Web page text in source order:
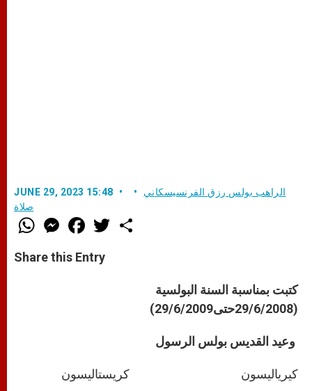
JUNE 29, 2023 15:48
الراهب بولس رزق الفرنسيسكاني
صلاة
W
h
t
s
M
e
s
e
F
a
e
b
w
Share this Entry
كتبت بمناسبة السنة البولسية
(29/6/2008حتى29/6/2009
)
وعيد القديس بولس الرسول
كيرياليسون كريستاليسون